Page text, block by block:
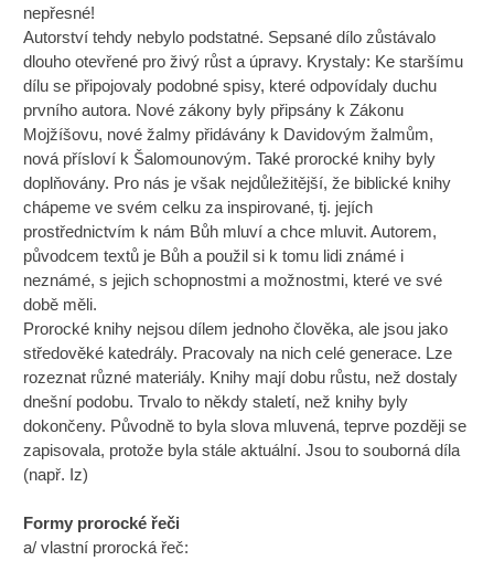
nepřesné!
Autorství tehdy nebylo podstatné. Sepsané dílo zůstávalo
dlouho otevřené pro živý růst a úpravy. Krystaly: Ke staršímu
dílu se připojovaly podobné spisy, které odpovídaly duchu
prvního autora. Nové zákony byly připsány k Zákonu
Mojžíšovu, nové žalmy přidávány k Davidovým žalmům,
nová přísloví k Šalomounovým. Také prorocké knihy byly
doplňovány. Pro nás je však nejdůležitější, že biblické knihy
chápeme ve svém celku za inspirované, tj. jejích
prostřednictvím k nám Bůh mluví a chce mluvit. Autorem,
původcem textů je Bůh a použil si k tomu lidi známé i
neznámé, s jejich schopnostmi a možnostmi, které ve své
době měli.
Prorocké knihy nejsou dílem jednoho člověka, ale jsou jako
středověké katedrály. Pracovaly na nich celé generace. Lze
rozeznat různé materiály. Knihy mají dobu růstu, než dostaly
dnešní podobu. Trvalo to někdy staletí, než knihy byly
dokončeny. Původně to byla slova mluvená, teprve později se
zapisovala, protože byla stále aktuální. Jsou to souborná díla
(např. Iz)
Formy prorocké řeči
a/ vlastní prorocká řeč: